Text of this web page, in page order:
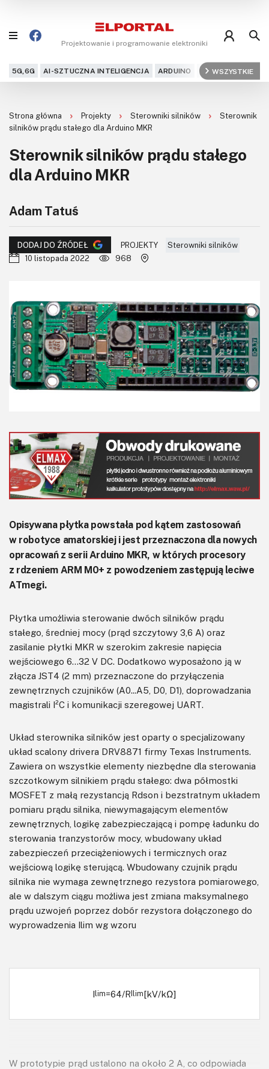
Projektowanie i programowanie elektroniki
5G,6G AI-SZTUCZNA INTELIGENCJA ARDUINO ARM AUDIO
WSZYSTKIE
Projekty
Kursy
DIY+
Czytelnia
Dla Ciebie
Kontakt
Newsletter
Magazyny
Archiwum
Strona główna Projekty Sterowniki silników
Sterownik
silników prądu stałego dla Arduino MKR
Sterownik silników prądu stałego
dla Arduino MKR
Adam Tatuś
DODAJ DO ŹRÓDEŁ PROJEKTY
Sterowniki silników
10 listopada 2022
968
Opisywana płytka powstała pod kątem zastosowań
w robotyce amatorskiej i jest przeznaczona dla nowych
opracowań z serii Arduino MKR, w których procesory
z rdzeniem ARM M0+ z powodzeniem zastępują leciwe
ATmegi.
Płytka umożliwia sterowanie dwóch silników prądu
stałego, średniej mocy (prąd szczytowy 3,6 A) oraz
zasilanie płytki MKR w szerokim zakresie napięcia
wejściowego 6…32 V DC. Dodatkowo wyposażono ją w
złącza JST4 (2 mm) przeznaczone do przyłączenia
zewnętrznych czujników (A0...A5, D0, D1), doprowadzania
magistrali I²C i komunikacji szeregowej UART.
Układ sterownika silników jest oparty o specjalizowany
układ scalony drivera DRV8871 firmy Texas Instruments.
Zawiera on wszystkie elementy niezbędne dla sterowania
szczotkowym silnikiem prądu stałego: dwa półmostki
MOSFET z małą rezystancją Rdson i bezstratnym układem
pomiaru prądu silnika, niewymagającym elementów
zewnętrznych, logikę zabezpieczającą i pompę ładunku do
sterowania tranzystorów mocy, wbudowany układ
zabezpieczeń przeciążeniowych i termicznych oraz
wejściową logikę sterującą. Wbudowany czujnik prądu
silnika nie wymaga zewnętrznego rezystora pomiarowego,
ale w dalszym ciągu możliwa jest zmiana maksymalnego
prądu uzwojeń poprzez dobór rezystora dołączonego do
wyprowadzenia Ilim wg wzoru
I lim=64/R Ilim[kV/kΩ]
W prototypie prąd ustalono na około 2 A, co odpowiada